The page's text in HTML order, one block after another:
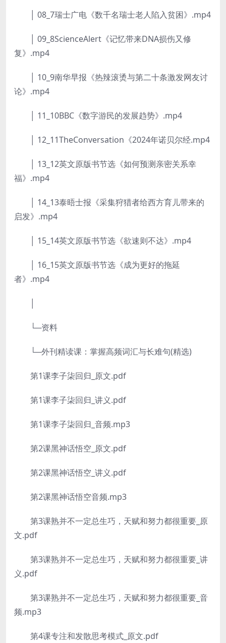
│ 08_7瑞士广电《数千名瑞士老人陷入贫困》.mp4
│ 09_8ScienceAlert《记忆带来DNA损伤又修
复》.mp4
│ 10_9南华早报《热辣滚烫与第二十条激发网友讨
论》.mp4
│ 11_10BBC《数字游民的发展趋势》.mp4
│ 12_11TheConversation《2024年诺贝尔经.mp4
│ 13_12英文原版书节选《如何预测亲密关系幸
福》.mp4
│ 14_13泰晤士报《采集狩猎者给西方育儿带来的
启发》.mp4
│ 15_14英文原版书节选《欲速则不达》.mp4
│ 16_15英文原版书节选《成为更好的拖延
者》.mp4
└─资料
└─外刊精读课：掌握高频词汇与长难句(精选)
第1课李子柒回归_原文.pdf
第1课李子柒回归_讲义.pdf
第1课李子柒回归_音频.mp3
第2课黑神话悟空_原文.pdf
第2课黑神话悟空_讲义.pdf
第2课黑神话悟空音频.mp3
第3课熟并不一定总生巧，天赋和努力都很重要_原
文.pdf
第3课熟并不一定总生巧，天赋和努力都很重要_讲
义.pdf
第3课熟并不一定总生巧，天赋和努力都很重要_音
频.mp3
第4课专注和发散思考模式_原文.pdf